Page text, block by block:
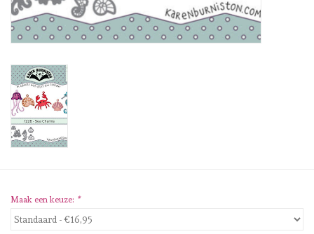
Embellishment/bedeltjes
Mixed Media
Diversen
Embossingpoeders
Lint
Maak een keuze: *